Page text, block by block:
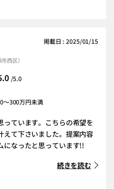
掲載日 : 2025/01/15
西区）
/5.0
～300万円未満
っています。こちらの希望を
えて下さいました。提案内容
になったと思っています!!
続きを読む